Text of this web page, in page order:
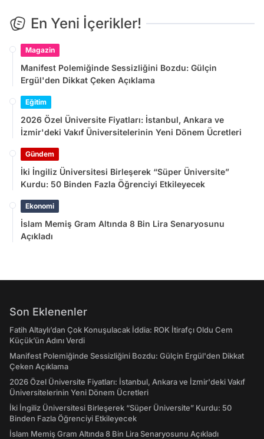
En Yeni İçerikler!
Magazin
Manifest Polemiğinde Sessizliğini Bozdu: Gülçin
Ergül'den Dikkat Çeken Açıklama
Eğitim
2026 Özel Üniversite Fiyatları: İstanbul, Ankara ve
İzmir'deki Vakıf Üniversitelerinin Yeni Dönem Ücretleri
Gündem
İki İngiliz Üniversitesi Birleşerek “Süper Üniversite”
Kurdu: 50 Binden Fazla Öğrenciyi Etkileyecek
Ekonomi
İslam Memiş Gram Altında 8 Bin Lira Senaryosunu
Açıkladı
Son Eklenenler
Fatih Altaylı’dan Çok Konuşulacak İddia: ROK İtirafçı Oldu Cem
Küçük’ün Adını Verdi
Manifest Polemiğinde Sessizliğini Bozdu: Gülçin Ergül'den Dikkat
Çeken Açıklama
2026 Özel Üniversite Fiyatları: İstanbul, Ankara ve İzmir'deki Vakıf
Üniversitelerinin Yeni Dönem Ücretleri
İki İngiliz Üniversitesi Birleşerek “Süper Üniversite” Kurdu: 50
Binden Fazla Öğrenciyi Etkileyecek
İslam Memiş Gram Altında 8 Bin Lira Senaryosunu Açıkladı